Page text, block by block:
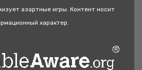
азартные игры. Контент носит
характер.